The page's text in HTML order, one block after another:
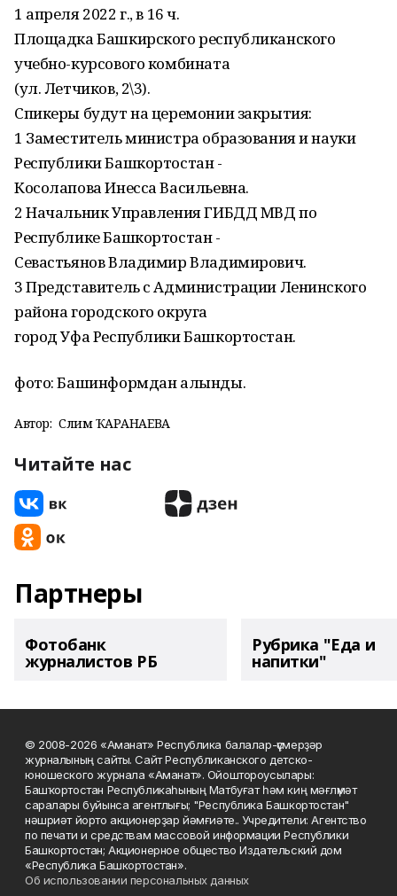
1 апреля 2022 г., в 16 ч.
Площадка Башкирского республиканского
учебно-курсового комбината
(ул. Летчиков, 2\3).
Спикеры будут на церемонии закрытия:
1 Заместитель министра образования и науки
Республики Башкортостан -
Косолапова Инесса Васильевна.
2 Начальник Управления ГИБДД МВД по
Республике Башкортостан -
Севастьянов Владимир Владимирович.
3 Представитель с Администрации Ленинского
района городского округа
город Уфа Республики Башкортостан.
фото: Башинформдан алынды.
Автор: Сәлимә ҠАРАНАЕВА
Читайте нас
Партнеры
Фотобанк
журналистов РБ
Рубрика "Еда и
напитки"
© 2008-2026 «Аманат» Республика балалар-үҫмерҙәр
журналының сайты. Сайт Республиканского детско-
юношеского журнала «Аманат». Ойоштороусылары:
Башҡортостан Республикаһының Матбуғат һәм киң мәғлүмәт
саралары буйынса агентлығы; "Республика Башкортостан"
нәшриәт йорто акционерҙар йәмғиәте.. Учредители: Агентство
по печати и средствам массовой информации Республики
Башкортостан; Акционерное общество Издательский дом
«Республика Башкортостан».
Об использовании персональных данных